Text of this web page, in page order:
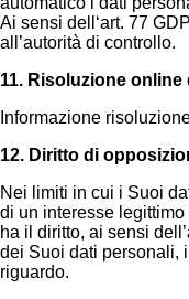
Ai sensi dell‘art. 77
all’autorità di controllo.
11. Risoluzione
Informazione
12. Diritto di
Nei limiti in cui i Suoi
di un interesse legittimo
ha il diritto, ai sensi
dei Suoi dati personali,
riguardo.